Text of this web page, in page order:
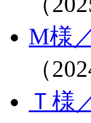
M様
（
Ｔ様